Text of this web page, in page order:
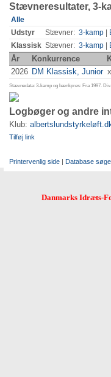
Stævneresultater, 3-
Alle
Udstyr
Stævner: 3-kamp
Klassisk Stævner: 3-kamp
År Konkurrence
2026 DM Klassisk, Junior x
Stævnedata: 3-kamp og bænkpres: Fra 1997.
Logbøger og andre
Klub:
Tilføj link
Printervenlig side | Database
Danmarks Idræts-